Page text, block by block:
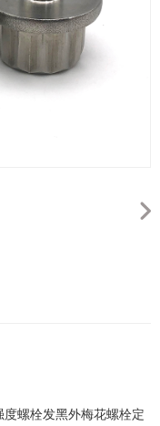
螺栓发黑外梅花螺栓定